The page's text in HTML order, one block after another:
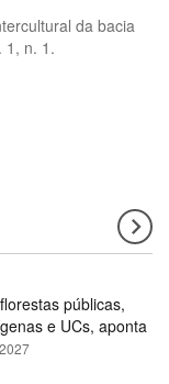
da bacia
1, n. 1.
públicas,
e UCs, aponta